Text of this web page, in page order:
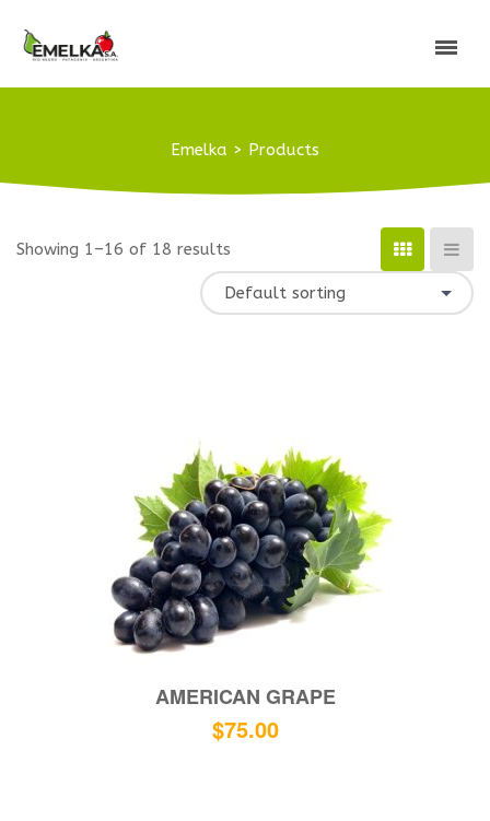
Emelka > Products
Showing 1–16 of 18 results
Default sorting
AMERICAN GRAPE
$75.00